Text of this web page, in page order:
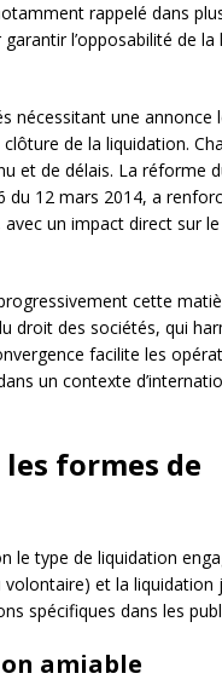
rappelé dans
l’opposabilité de
nécessitant une annonce
de la liquidation.
et de délais. La réforme
du 12 mars 2014, a
un impact direct sur
cette
droit des sociétés, qui
facilite les
un contexte
les formes de
le type de liquidation
et la liquidation
spécifiques dans les
amiable